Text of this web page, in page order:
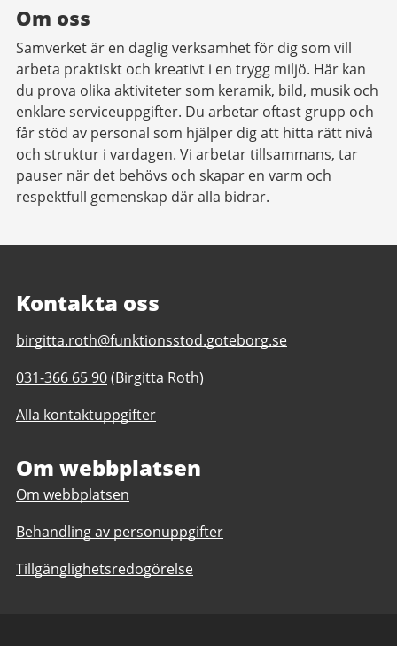
Om oss
Samverket är en daglig verksamhet för dig som vill
arbeta praktiskt och kreativt i en trygg miljö. Här kan
du prova olika aktiviteter som keramik, bild, musik och
enklare serviceuppgifter. Du arbetar oftast grupp och
får stöd av personal som hjälper dig att hitta rätt nivå
och struktur i vardagen. Vi arbetar tillsammans, tar
pauser när det behövs och skapar en varm och
respektfull gemenskap där alla bidrar.
Kontakta oss
E-
till
Samverket
daglig
Göteborgs
Stad
birgitta.roth@funktionsstod.goteborg.se
Telefonnummer
Samverket
verksamhet
Göteborgs
Stad
031-366 65 90(Birgitta Roth)
Alla kontaktuppgifter
Om webbplatsen
Om webbplatsen
Behandling av personuppgifter
Tillgänglighetsredogörelse